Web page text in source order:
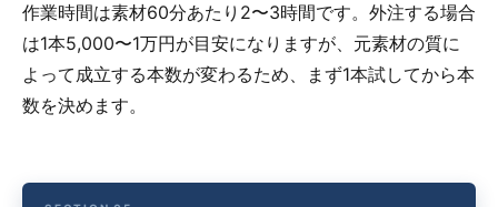
作業時間は素材60分あたり2〜3時間です。外注する場合
は1本5,000〜1万円が目安になりますが、元素材の質に
よって成立する本数が変わるため、まず1本試してから本
数を決めます。